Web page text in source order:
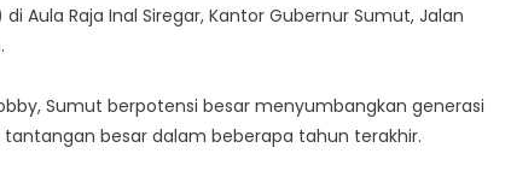
Aula Raja Inal Siregar, Kantor Gubernur Sumut, Jalan
Sumut berpotensi besar menyumbangkan generasi
besar dalam beberapa tahun terakhir.